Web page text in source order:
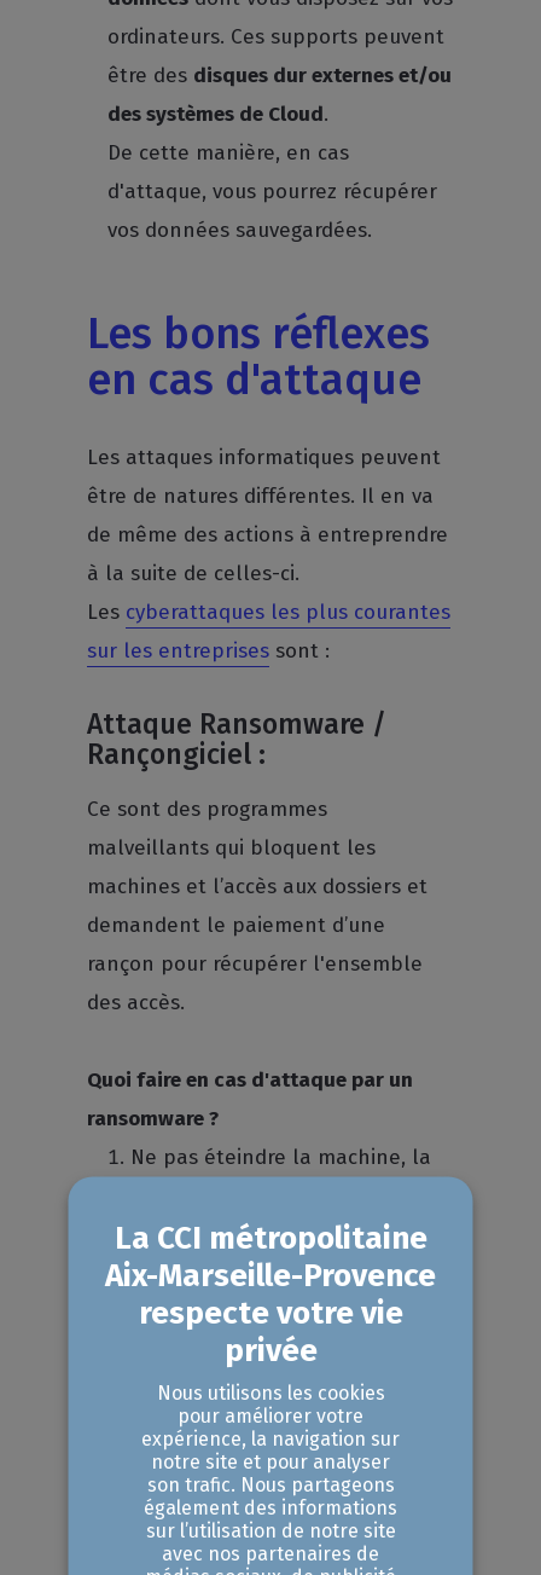
ordinateurs. Ces supports peuvent
être des disques dur externes et/ou
des systèmes de Cloud.
De cette manière, en cas
d'attaque, vous pourrez récupérer
vos données sauvegardées.
Les bons réflexes
en cas d'attaque
Les attaques informatiques peuvent
être de natures différentes. Il en va
de même des actions à entreprendre
à la suite de celles-ci.
Les cyberattaques les plus courantes
sur les entreprises sont :
Attaque Ransomware /
Rançongiciel :
Ce sont des programmes
malveillants qui bloquent les
machines et l’accès aux dossiers et
demandent le paiement d’une
rançon pour récupérer l'ensemble
des accès.
Quoi faire en cas d'attaque par un
ransomware ?
Ne pas éteindre la machine, la
Wi-Fi, débranchement du câble
Ethernet), afin d’éviter de propager
le chiffrement et la destruction
des dossiers partagés.
Prendre en photo les écrans et
noter l'ensemble des actions
réalisées.
Contacter le responsable
informatique. Vérifier l'intégralité
Nous utilisons les cookies
pour améliorer votre
expérience, la navigation sur
notre site et pour analyser
son trafic. Nous partageons
également des informations
sur l’utilisation de notre site
avec nos partenaires de